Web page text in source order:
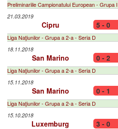
Preliminariile Campionatului European - Grupa I
21.03.2019
Cipru 5 - 0
Liga Naţiunilor - Grupa a 2-a - Seria D
18.11.2018
San Marino 0 - 2
Liga Naţiunilor - Grupa a 2-a - Seria D
15.11.2018
San Marino 0 - 1
Liga Naţiunilor - Grupa a 2-a - Seria D
15.10.2018
Luxemburg 3 - 0